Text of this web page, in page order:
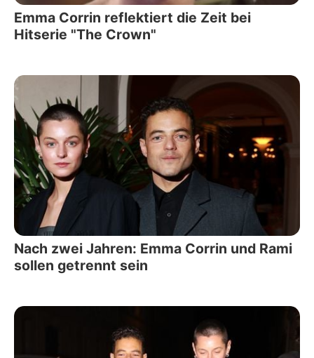
Emma Corrin reflektiert die Zeit bei
Hitserie "The Crown"
Nach zwei Jahren: Emma Corrin und Rami
sollen getrennt sein